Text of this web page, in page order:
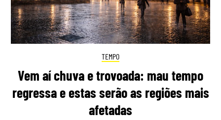
TEMPO
Vem aí chuva e trovoada: mau tempo
regressa e estas serão as regiões mais
afetadas